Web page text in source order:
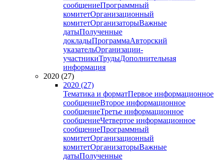
сообщениеПрограммный
комитетОрганизационный
комитетОрганизаторыВажные
датыПолученные
докладыПрограммаАвторский
указательОрганизации-
участникиТрудыДополнительная
информация
2020 (27)
2020 (27)
Тематика и форматПервое информационное
сообщениеВторое информационное
сообщениеТретье информационное
сообщениеЧетвертое информационное
сообщениеПрограммный
комитетОрганизационный
комитетОрганизаторыВажные
датыПолученные